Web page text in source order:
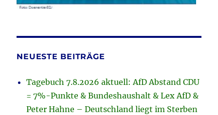
NEUESTE BEITRÄGE
Tagebuch 7.8.2026 aktuell: AfD Abstand CDU
= 7%-Punkte & Bundeshaushalt & Lex AfD &
Peter Hahne – Deutschland liegt im Sterben